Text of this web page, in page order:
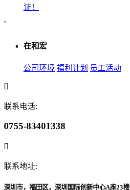
证！
`
在和宏
公司环境 福利计划 员工活动
联系电话:
0755-83401338
联系地址:
深圳市，福田区，深圳国际创新中心A座23楼